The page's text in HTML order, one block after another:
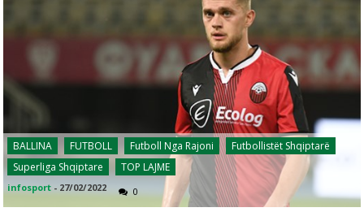
BALLINA FUTBOLL Futboll Nga Rajoni
Futbollistët Shqiptarë
Superliga Shqiptare
TOP LAJME
infosport - 27/02/2022 0